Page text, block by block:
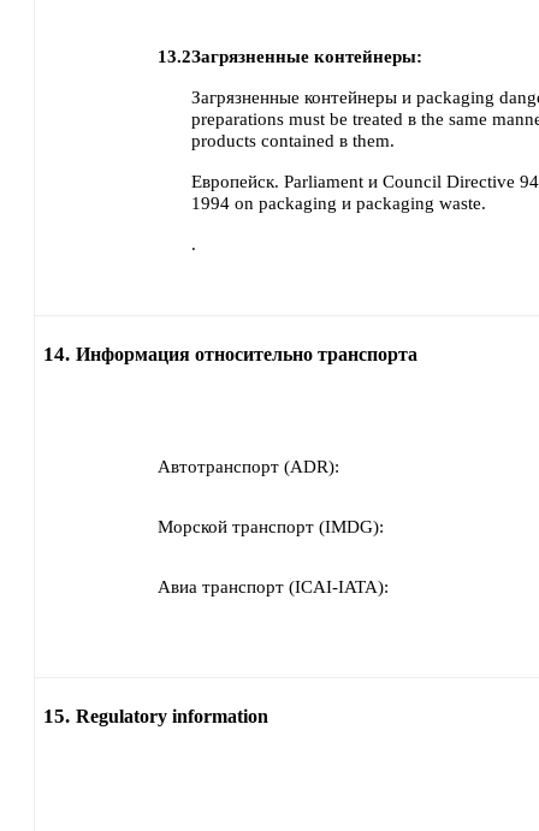
13.2Загрязненные контейнеры:
Загрязненные контейнеры и packaging
preparations must be treated в the same
products contained в them.
Европейск. Parliament и Council Directive
1994 on packaging и packaging waste.
.
14. Информация относительно транспорта
Автотранспорт (ADR):
Морской транспорт (IMDG):
Авиа транспорт (ICAI-IATA):
15. Regulatory information